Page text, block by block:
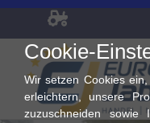
Zum
springenCookie-
Wir setzen Cookies
erleichtern, unsere
zuzuschneiden sowie